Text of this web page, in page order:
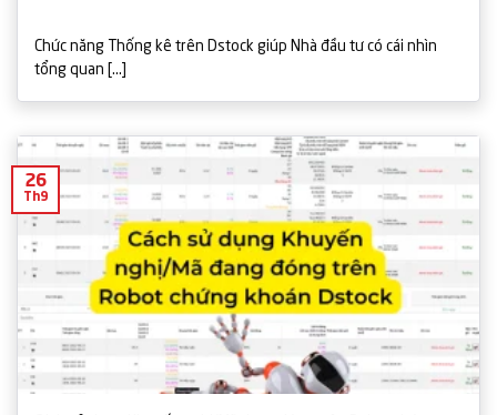
Chức năng Thống kê trên Dstock giúp Nhà đầu tư có cái nhìn
tổng quan [...]
26
Th9